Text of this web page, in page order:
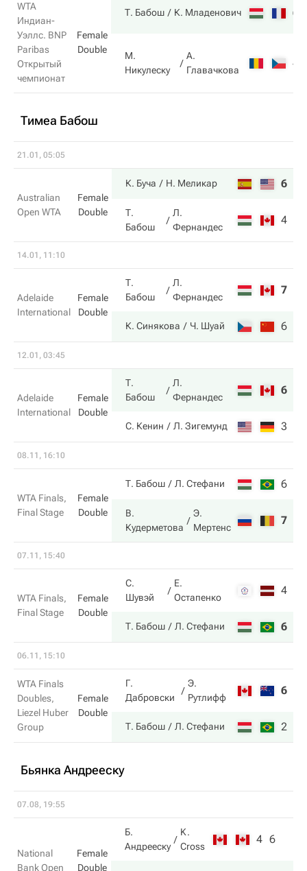
WTA
Индиан-
Уэллс. BNP
Paribas
Открытый
чемпионат
Female
Double
Т. Бабош К. Младенович 6
М.
Никулеску
А.
Главачкова
4
Тимеа Бабош
21.01, 05:05
Australian
Open WTA
Female
Double
К. Буча Н. Меликар 6
Т.
Бабош
Л.
Фернандес
4
14.01, 11:10
Adelaide
International
Female
Double
Т.
Бабош
Л.
Фернандес
7
К. Синякова Ч. Шуай 6
12.01, 03:45
Adelaide
International
Female
Double
Т.
Бабош
Л.
Фернандес
6
С. Кенин Л. Зигемунд 3
08.11, 16:10
WTA Finals,
Final Stage
Female
Double
Т. Бабош Л. Стефани 6
В.
Кудерметова
Э.
Мертенс
7
07.11, 15:40
WTA Finals,
Final Stage
Female
Double
С.
Шувэй
Е.
Остапенко
4
Т. Бабош Л. Стефани 6
06.11, 15:10
WTA Finals
Doubles,
Liezel Huber
Group
Female
Double
Г.
Дабровски
Э.
Рутлифф
6
Т. Бабош Л. Стефани 2
Бьянка Андрееску
07.08, 19:55
National
Bank Open
Female
Double
Б.
Андрееску
K.
Cross
4 6